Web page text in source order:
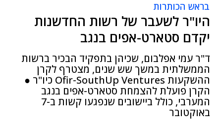
בראש הכותרות
היו"ר לשעבר של רשות החדשנות
יקדם סטארט-אפים בנגב
ד"ר עמי אפלבום, שכיהן בתפקיד הבכיר ברשות
הממשלתית במשך שש שנים, מצטרף לקרן
ההשקעות Ofir-SouthUp Ventures כיו"ר ●
הקרן פועלת להצמחת סטארט-אפים בנגב
המערבי, כולל ביישובים שנפגעו קשות ב-7
באוקטובר